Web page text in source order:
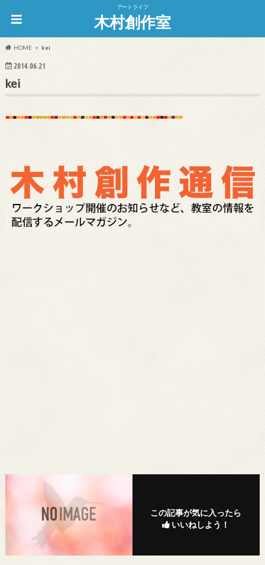
アートライフ
木村創作室
HOME kei
2014.06.21
kei
この記事が気に入ったら
いいねしよう！